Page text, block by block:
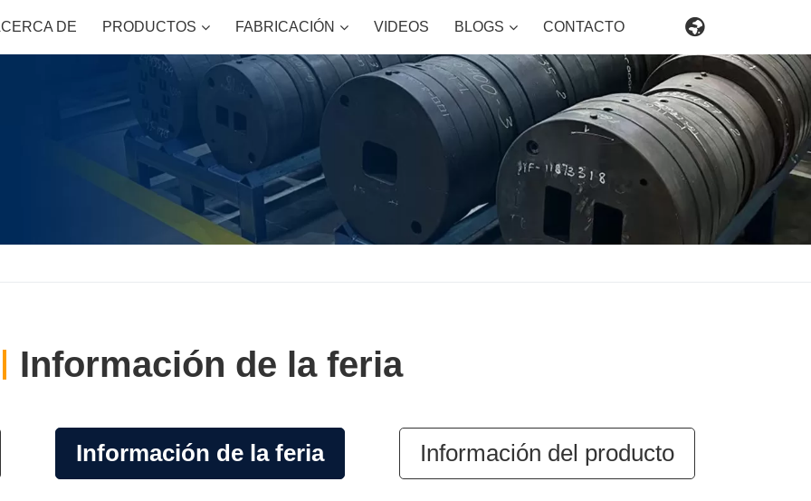
DE PRODUCTOS FABRICACIÓN VIDEOS BLOGS CONTACTO 
Información de la feria
Información de la feria Información del producto